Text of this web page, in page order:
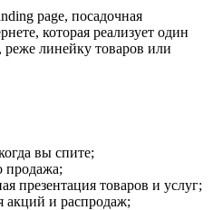
page, посадочная
которая реализует один
реже линейку товаров или
вы спите;
продажа;
презентация товаров и услуг;
акций и распродаж;